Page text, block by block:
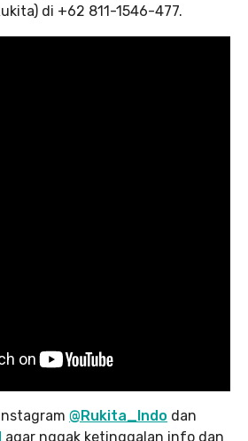
di +62 811-1546-477.
@Rukita_Indo dan
agar nggak ketinggalan info dan